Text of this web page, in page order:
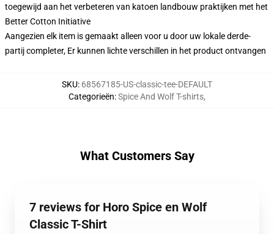
toegewijd aan het verbeteren van katoen landbouw praktijken met het
Better Cotton Initiative
Aangezien elk item is gemaakt alleen voor u door uw lokale derde-
partij completer, Er kunnen lichte verschillen in het product ontvangen
SKU: 68567185-US-classic-tee-DEFAULT
Categorieën:Spice And Wolf T-shirts,
What Customers Say
7 reviews for Horo Spice en Wolf
Classic T-Shirt